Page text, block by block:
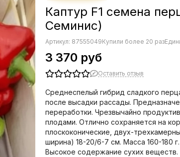
Каптур F1 семена
Семинис)
Артикул: 87555049Купили более 20 раз
3 370 руб
Оставить отзыв
Среднеспелый гибрид сладкого
после высадки рассады.
переработки. Чрезвычайно
плодами. Отлично сохраняется на
плоскоконические, двух-
ширина) 18-20/6-7 см. Масса 160-180
Высокое содержание сухих веществ.